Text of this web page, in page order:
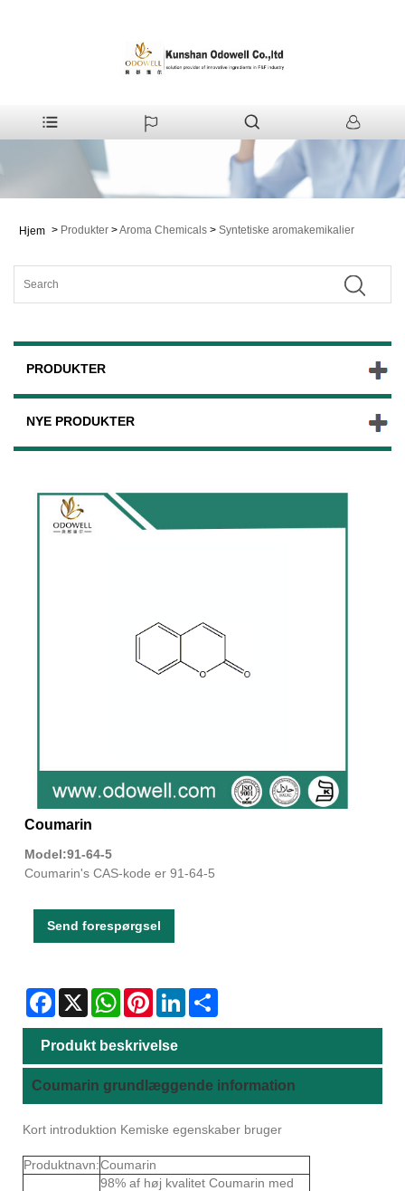
Hjem > Produkter >Aroma Chemicals > Syntetiske aromakemikalier
PRODUKTER
NYE PRODUKTER
Coumarin
Model:91-64-5
Coumarin's CAS-kode er 91-64-5
Send forespørgsel
Facebook
X WhatsAppPinterestLinkedIn
Produkt beskrivelse
Coumarin grundlæggende information
Kort introduktion Kemiske egenskaber bruger
Produktnavn:Coumarin
98% af høj kvalitet Coumarin med